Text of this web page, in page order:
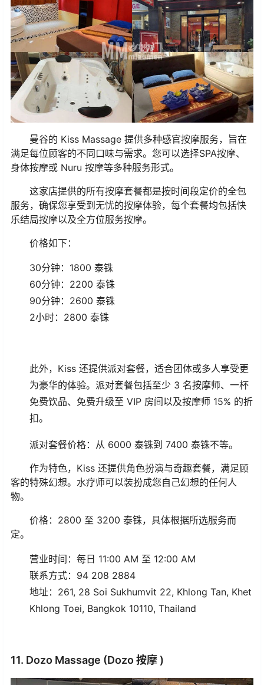
曼谷的 Kiss Massage 提供多种感官按摩服务，旨在
满足每位顾客的不同口味与需求。您可以选择SPA按摩、
身体按摩或 Nuru 按摩等多种服务形式。
这家店提供的所有按摩套餐都是按时间段定价的全包
服务，确保您享受到无忧的按摩体验，每个套餐均包括快
乐结局按摩以及全方位服务按摩。
价格如下：
30分钟：1800 泰铢
60分钟：2200 泰铢
90分钟：2600 泰铢
2小时：2800 泰铢
此外，Kiss 还提供派对套餐，适合团体或多人享受更
为豪华的体验。派对套餐包括至少 3 名按摩师、一杯
免费饮品、免费升级至 VIP 房间以及按摩师 15% 的折
扣。
派对套餐价格：从 6000 泰铢到 7400 泰铢不等。
作为特色，Kiss 还提供角色扮演与奇趣套餐，满足顾
客的特殊幻想。水疗师可以装扮成您自己幻想的任何人
物。
价格：2800 至 3200 泰铢，具体根据所选服务而
定。
营业时间：每日 11:00 AM 至 12:00 AM
联系方式：94 208 2884
地址：261, 28 Soi Sukhumvit 22, Khlong Tan, Khet
Khlong Toei, Bangkok 10110, Thailand
11. Dozo Massage (Dozo 按摩 )